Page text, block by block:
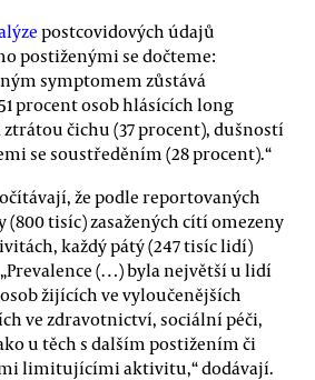
postcovidových údajů
postiženými se dočteme:
symptomem zůstává
procent osob hlásících long
čichu (37 procent), dušností
se soustředěním (28 procent).“
že podle reportovaných
(800 tisíc) zasažených cítí omezeny
každý pátý (247 tisíc lidí)
(…) byla největší u lidí
žijících ve vyloučenějších
ve zdravotnictví, sociální péči,
u těch s dalším postižením či
limitujícími aktivitu,“ dodávají.